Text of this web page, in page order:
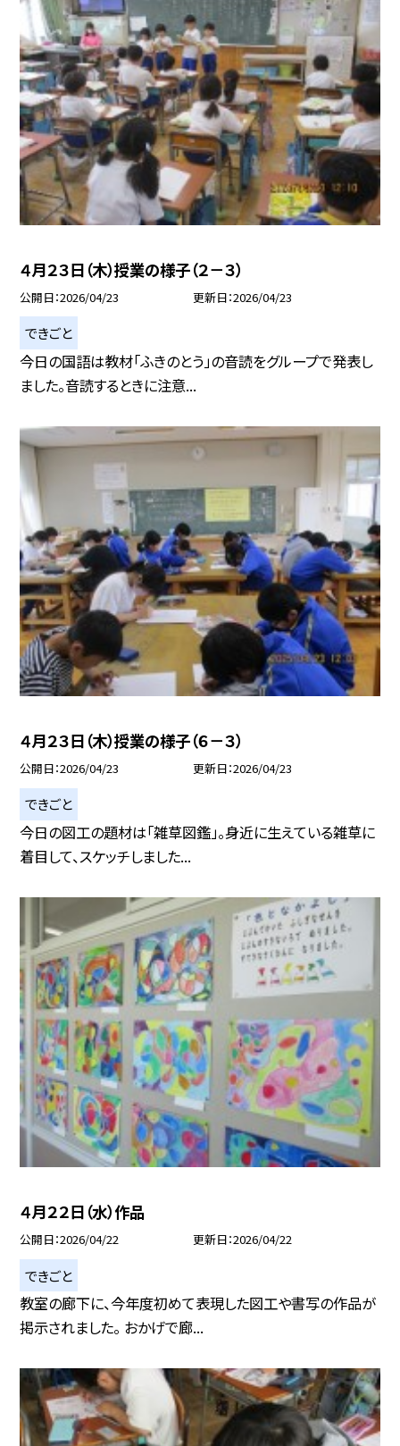
４月２３日（木）授業の様子（２－３）
公開日 2026/04/23 更新日 2026/04/23
できごと
今日の国語は教材「ふきのとう」の音読をグループで発表し
ました。音読するときに注意...
４月２３日（木）授業の様子（６－３）
公開日 2026/04/23 更新日 2026/04/23
できごと
今日の図工の題材は「雑草図鑑」。身近に生えている雑草に
着目して、スケッチしました...
４月２２日（水）作品
公開日 2026/04/22 更新日 2026/04/22
できごと
教室の廊下に、今年度初めて表現した図工や書写の作品が
掲示されました。 おかげで廊...